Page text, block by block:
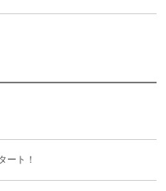
ート！